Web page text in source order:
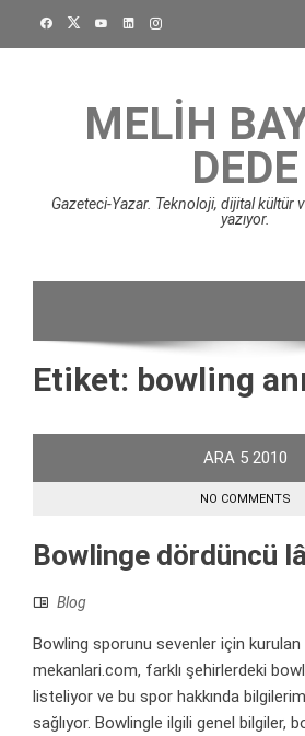
MELIH
DEDE
Gazeteci-Yazar. Teknoloji, dijital kültür
yazıyor.
Etiket: bowling
ARA 5 2010
NO COMMENTS
Bowlinge dördüncü
Blog
Bowling sporunu sevenler için kurulan
mekanlari.com, farklı şehirlerdeki
listeliyor ve bu spor hakkında
sağlıyor. Bowlingle ilgili genel bilgiler,